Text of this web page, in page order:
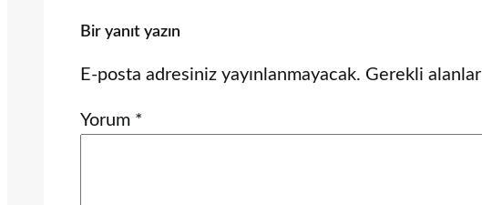
Bir yanıt yazın
E-posta adresiniz yayınlanmayacak. Gerekli alanlar
Yorum *